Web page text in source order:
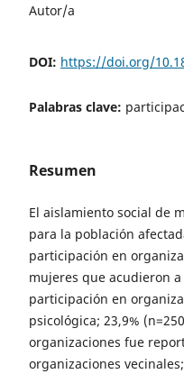
Autor/a
DOI: https://doi.org/
Palabras clave:
Resumen
El aislamiento social de
para la población
participación en
mujeres que acudieron
participación en
psicológica; 23,9%
organizaciones fue
organizaciones